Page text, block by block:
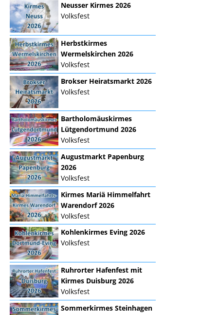
Neusser Kirmes 2026
Volksfest
Herbstkirmes
Wermelskirchen 2026
Volksfest
Brokser Heiratsmarkt 2026
Volksfest
Bartholomäuskirmes
Lütgendortmund 2026
Volksfest
Augustmarkt Papenburg
2026
Volksfest
Kirmes Mariä Himmelfahrt
Warendorf 2026
Volksfest
Kohlenkirmes Eving 2026
Volksfest
Ruhrorter Hafenfest mit
Kirmes Duisburg 2026
Volksfest
Sommerkirmes Steinhagen